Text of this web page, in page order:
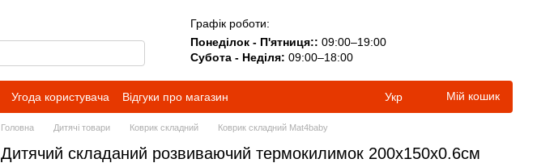
Графік роботи:
Понеділок - П'ятниця:: 09:00–19:00
Субота - Неділя: 09:00–18:00
Угода користувача Відгуки про магазин Укр Мій кошик
Головна Дитячі товари Коврик складний Коврик складний Mat4baby
Дитячий складаний розвиваючий термокилимок 200х150х0.6см